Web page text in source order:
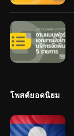
โพสต์ยอดนิยม